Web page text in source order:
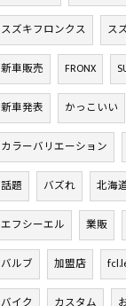
スズキフロンクス ス
新車販売 FRONX
新車発表 かっこいい
カラーバリエーション
話題 バズれ 北海
エフシーエル 業販
バルブ 加盟店